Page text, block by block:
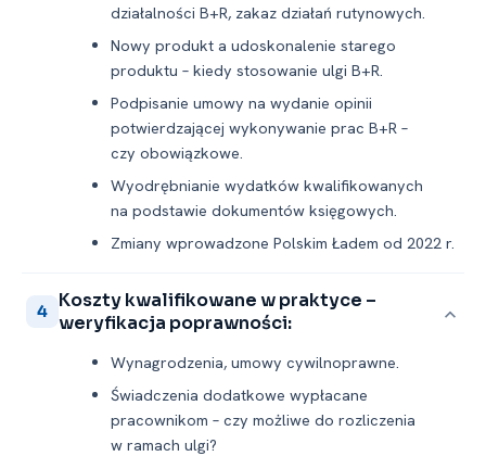
działalności B+R, zakaz działań rutynowych.
Nowy produkt a udoskonalenie starego
produktu – kiedy stosowanie ulgi B+R.
Podpisanie umowy na wydanie opinii
potwierdzającej wykonywanie prac B+R –
czy obowiązkowe.
Wyodrębnianie wydatków kwalifikowanych
na podstawie dokumentów księgowych.
Zmiany wprowadzone Polskim Ładem od 2022 r.
4
Koszty kwalifikowane w praktyce –
weryfikacja poprawności:
Wynagrodzenia, umowy cywilnoprawne.
Świadczenia dodatkowe wypłacane
pracownikom – czy możliwe do rozliczenia
w ramach ulgi?